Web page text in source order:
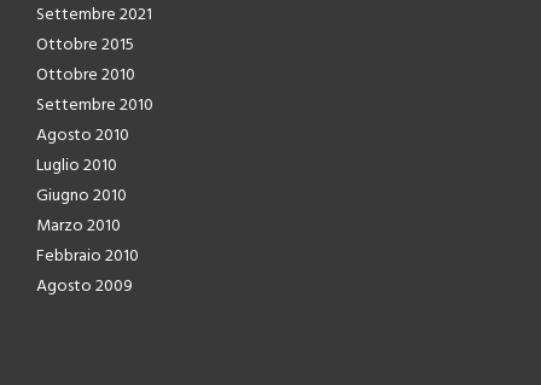
Settembre 2021
Ottobre 2015
Ottobre 2010
Settembre 2010
Agosto 2010
Luglio 2010
Giugno 2010
Marzo 2010
Febbraio 2010
Agosto 2009